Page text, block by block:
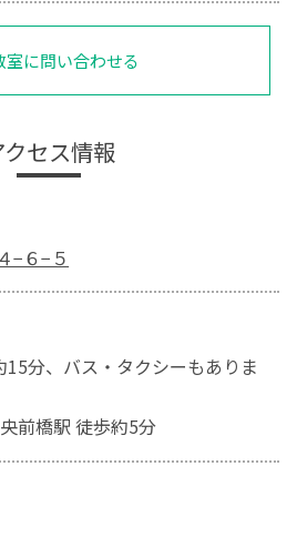
室に問い合わせる
クセス情報
−６−５
分、バス・タクシーもありま
前橋駅 徒歩約5分